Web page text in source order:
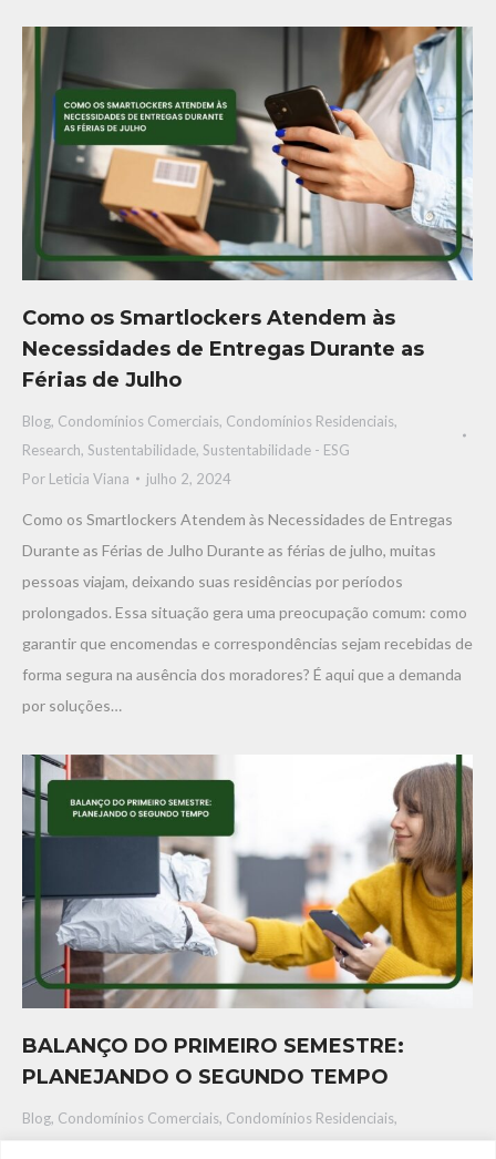
Como os Smartlockers Atendem às
Necessidades de Entregas Durante as
Férias de Julho
Blog, Condomínios Comerciais, Condomínios Residenciais,
Research, Sustentabilidade, Sustentabilidade - ESG
Por Leticia Viana julho 2, 2024
Como os Smartlockers Atendem às Necessidades de Entregas
Durante as Férias de Julho Durante as férias de julho, muitas
pessoas viajam, deixando suas residências por períodos
prolongados. Essa situação gera uma preocupação comum: como
garantir que encomendas e correspondências sejam recebidas de
forma segura na ausência dos moradores? É aqui que a demanda
por soluções…
BALANÇO DO PRIMEIRO SEMESTRE:
PLANEJANDO O SEGUNDO TEMPO
Blog, Condomínios Comerciais, Condomínios Residenciais,